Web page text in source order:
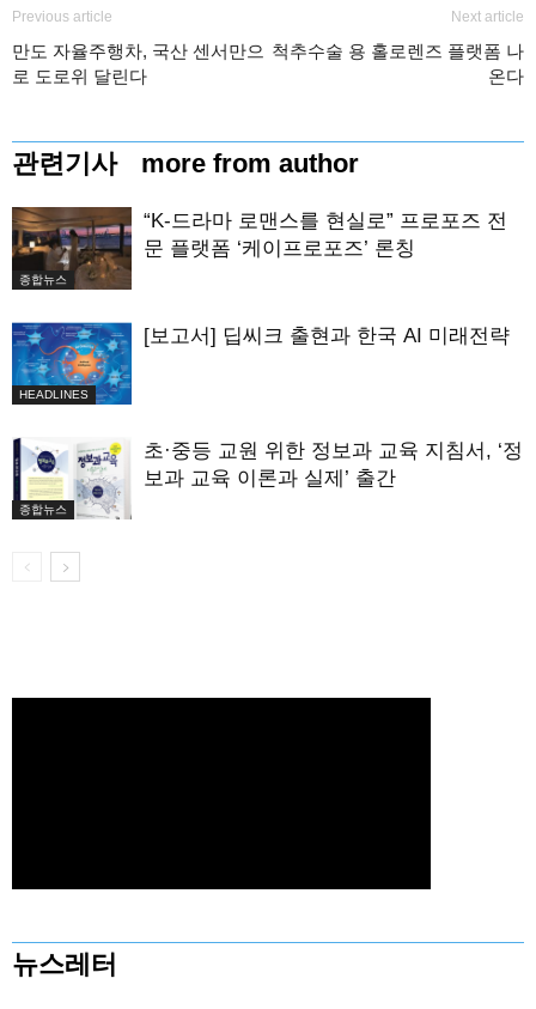
Previous article
만도 자율주행차, 국산 센서만으
로 도로위 달린다
Next article
척추수술 용 홀로렌즈 플랫폼 나
온다
관련기사 more from author
종합뉴스
“K-드라마 로맨스를 현실로” 프로포즈 전
문 플랫폼 ‘케이프로포즈’ 론칭
HEADLINES
[보고서] 딥씨크 출현과 한국 AI 미래전략
종합뉴스
초·중등 교원 위한 정보과 교육 지침서, ‘정
보과 교육 이론과 실제’ 출간
뉴스레터